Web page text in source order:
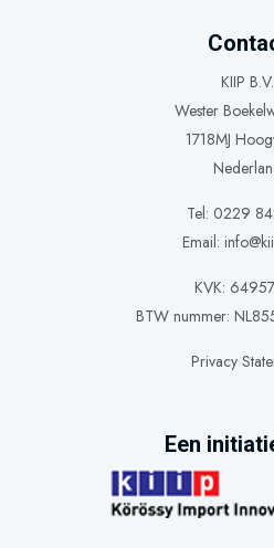
KIIP B.V.
Wester
1718MJ
Tel: 0229
Email:
KVK:
BTW nummer:
Privacy
Een